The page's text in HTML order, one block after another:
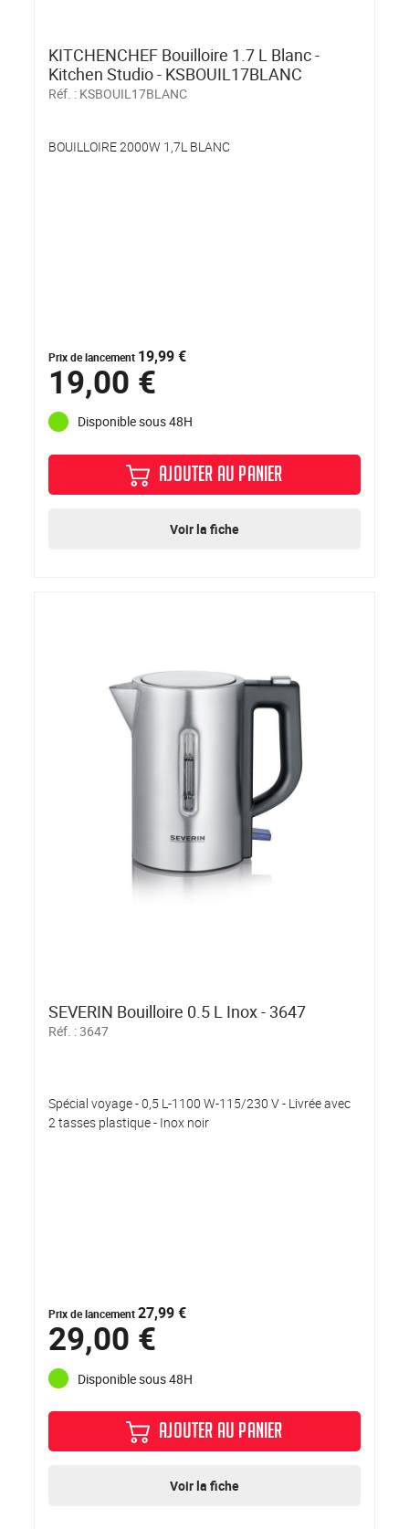
KITCHENCHEF Bouilloire 1.7 L Blanc -
Kitchen Studio - KSBOUIL17BLANC
Réf. : KSBOUIL17BLANC
BOUILLOIRE 2000W 1,7L BLANC
Prix de lancement 19,99 €
19,00 €
Disponible sous 48H
AJOUTER AU PANIER
Voir la fiche
SEVERIN Bouilloire 0.5 L Inox - 3647
Réf. :3647
Spécial voyage - 0,5 L-1100 W-115/230 V - Livrée avec
2 tasses plastique - Inox noir
Prix de lancement27,99 €
29,00 €
Disponible sous 48H
AJOUTER AU PANIER
Voir la fiche